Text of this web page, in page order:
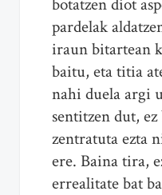
botatzen diot
pardelak
iraun bitartean
baitu, eta titia
nahi duela argi
sentitzen dut,
zentratuta ezta
ere. Baina tira,
errealitate bat